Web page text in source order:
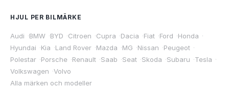
HJUL PER BILMÄRKE
Audi ·BMW ·BYD ·Citroen ·Cupra ·Dacia ·Fiat ·Ford ·Honda ·
Hyundai ·Kia ·Land Rover ·Mazda ·MG ·Nissan ·Peugeot ·
Polestar ·Porsche ·Renault ·Saab ·Seat ·Skoda ·Subaru ·Tesla ·
Volkswagen ·Volvo
Alla märken och modeller